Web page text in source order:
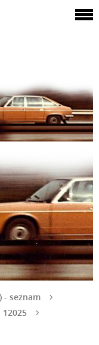
- seznam
12025